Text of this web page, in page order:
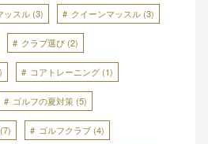
ッスル (3) クイーンマッスル (3)
クラブ選び (2)
コアトレーニング (1)
ゴルフの夏対策 (5)
(7) ゴルフクラブ (4)